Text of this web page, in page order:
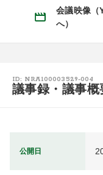
会議映像（
へ）
ID: NRA100003529-004
議事録・議事概
公開日